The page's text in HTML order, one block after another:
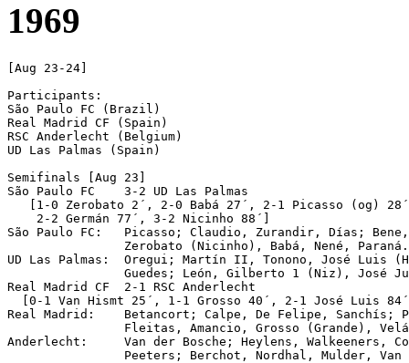
1969
[Aug 23-24]
Participants:
São Paulo FC (Brazil)
Real Madrid CF (Spain)
RSC Anderlecht (Belgium)
UD Las Palmas (Spain)
Semifinals [Aug 23]
São Paulo FC	3-2 UD Las Palmas
[1-0 Zerobato 2´, 2-0 Babá 27´, 2-1 Picasso (og)
    2-2 Germán 77´, 3-2 Nicinho 88´]
São Paulo FC:   Picasso; Claudio, Zurandir, Días;
                Zerobato (Nicinho), Babá, Nené, Paraná.
UD Las Palmas:  Oregui; Martín II, Tonono, José Luis
Guedes; León, Gilberto 1 (Niz), José
Real Madrid CF	2-1 RSC Anderlecht
[0-1 Van Hismt 25´, 1-1 Grosso 40´, 2-1 José Luis
Real Madrid:    Betancort; Calpe, De Felipe,
Fleitas, Amancio, Grosso (Grande),
Anderlecht:     Van der Bosche; Heylens, Walkeeners,
Peeters; Berchot, Nordhal, Mulder, Van